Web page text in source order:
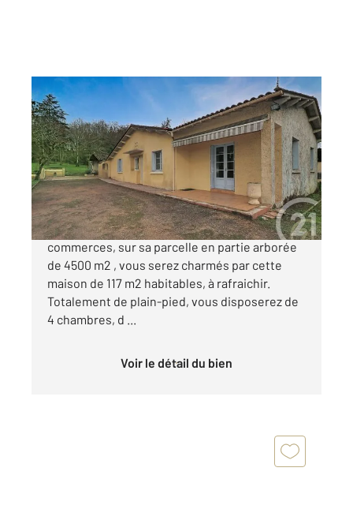
MONTPON MENESTEROL 24
117,66 m , 6 pièces
Ref : 10983
Maison à vendre
166 000 €
A trois mn du centre Montpon et de ses
commerces, sur sa parcelle en partie arborée
de 4500 m2 , vous serez charmés par cette
maison de 117 m2 habitables, à rafraichir.
Totalement de plain-pied, vous disposerez de
4 chambres, d ...
Voir le détail du bien